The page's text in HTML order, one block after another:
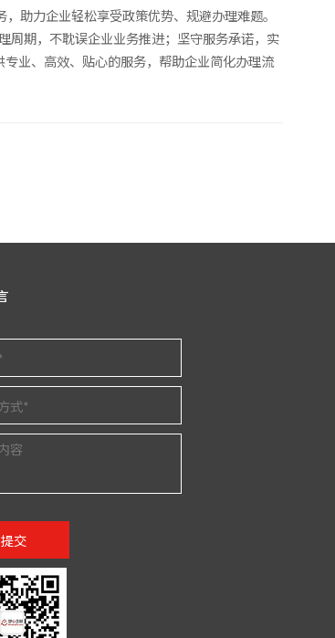
助力企业轻松享受政策优势、规避办理难题。
周期，不耽误企业业务推进；坚守服务承诺，实
业、高效、贴心的服务，帮助企业简化办理流
提交